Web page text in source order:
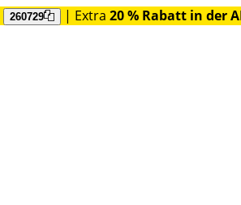
260729 | Extra 20 % Rabatt in der